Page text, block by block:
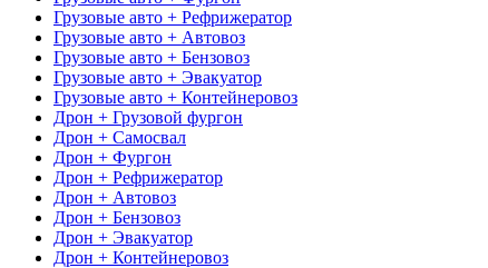
Грузовые авто + Рефрижератор
Грузовые авто + Автовоз
Грузовые авто + Бензовоз
Грузовые авто + Эвакуатор
Грузовые авто + Контейнеровоз
Дрон + Грузовой фургон
Дрон + Самосвал
Дрон + Фургон
Дрон + Рефрижератор
Дрон + Автовоз
Дрон + Бензовоз
Дрон + Эвакуатор
Дрон + Контейнеровоз